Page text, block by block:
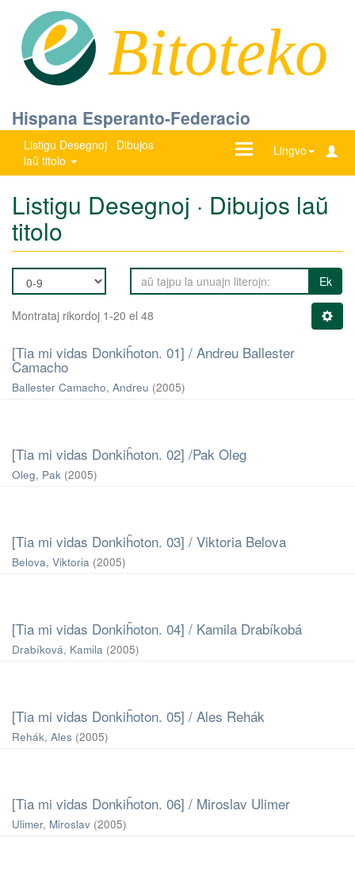
Bitoteko
Hispana Esperanto-Federacio
Listigu Desegnoj · Dibujos
laŭ titolo
Lingvo
Ŝanĝu
Listigu Desegnoj · Dibujos laŭ
titolo
Ek
Montrataj rikordoj 1-20 el 48
[Tia mi vidas Donkiĥoton. 01] / Andreu Ballester
Camacho
Ballester Camacho, Andreu (2005)
[Tia mi vidas Donkiĥoton. 02] /Pak Oleg
Oleg, Pak (2005)
[Tia mi vidas Donkiĥoton. 03] / Viktoria Belova
Belova, Viktoria (2005)
[Tia mi vidas Donkiĥoton. 04] / Kamila Drabíkobá
Drabíková, Kamila (2005)
[Tia mi vidas Donkiĥoton. 05] / Ales Rehák
Rehák, Ales (2005)
[Tia mi vidas Donkiĥoton. 06] / Miroslav Ulimer
Ulimer, Miroslav (2005)